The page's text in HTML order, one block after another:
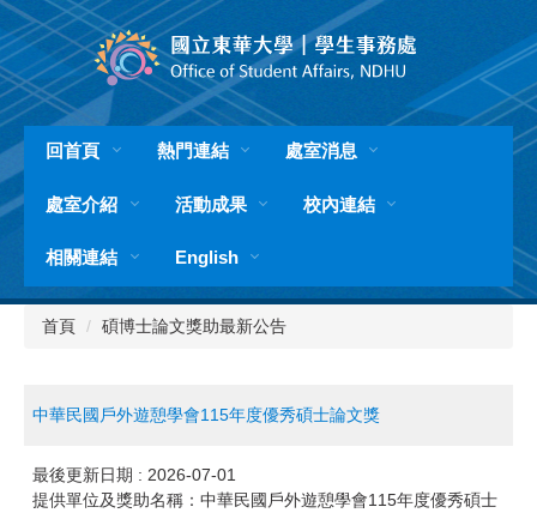
跳
到
主
要
內
容
區
回首頁 熱門連結 處室消息
處室介紹 活動成果 校內連結
相關連結 English
首頁 碩博士論文獎助最新公告
中華民國戶外遊憩學會115年度優秀碩士論文獎
最後更新日期 : 2026-07-01
提供單位及獎助名稱：中華民國戶外遊憩學會115年度優秀碩士